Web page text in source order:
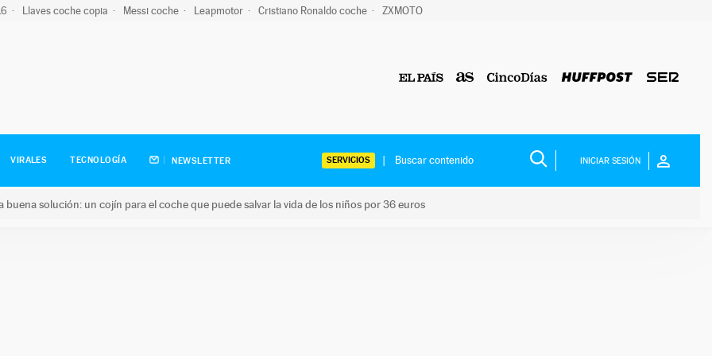
Llaves coche copia Messi coche Leapmotor Cristiano Ronaldo coche ZXMOTO
VIRALES TECNOLOGÍA NEWSLETTER SERVICIOS INICIAR SESIÓN
buena solución: un cojín para el coche que puede salvar la vida de los niños por 36 euros